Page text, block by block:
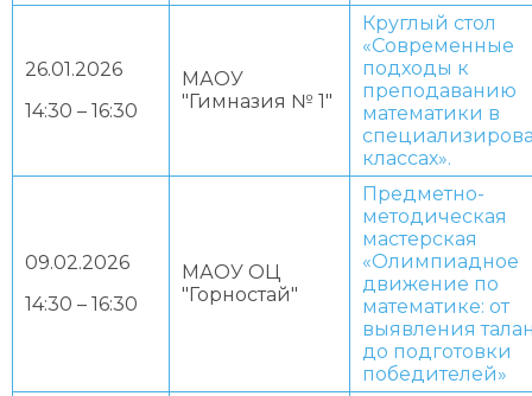
26.01.2026
14:30 – 16:30
МАОУ
"Гимназия № 1"
Круглый стол
«Современные
подходы к
преподаванию
математики в
классах».
09.02.2026
14:30 – 16:30
МАОУ ОЦ
"Горностай"
Предметно-
методическая
мастерская
«Олимпиадное
движение по
математике: от
выявления
до подготовки
победителей»